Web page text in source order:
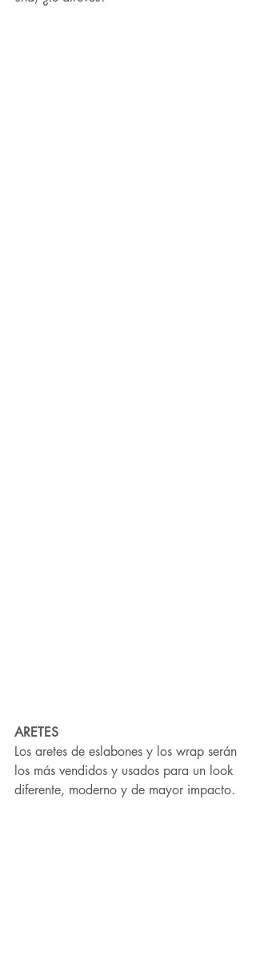
ARETES
Los aretes de eslabones y los wrap serán
los más vendidos y usados para un look
diferente, moderno y de mayor impacto.